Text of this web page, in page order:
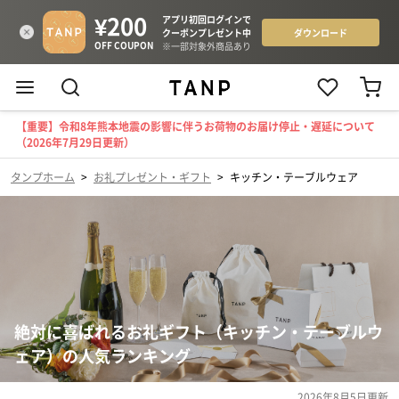
【重要】令和8年熊本地震の影響に伴うお荷物のお届け停止・遅延について
（2026年7月29日更新）
タンプホーム > お礼プレゼント・ギフト > キッチン・テーブルウェア
絶対に喜ばれるお礼ギフト（キッチン・テーブルウ
ェア）の人気ランキング